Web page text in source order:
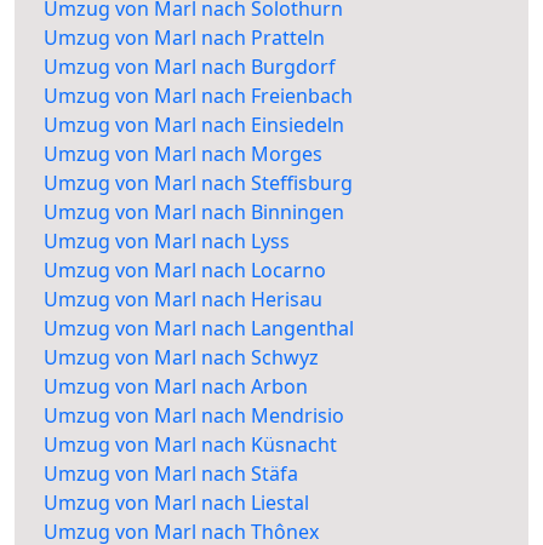
Umzug von Marl nach Solothurn
Umzug von Marl nach Pratteln
Umzug von Marl nach Burgdorf
Umzug von Marl nach Freienbach
Umzug von Marl nach Einsiedeln
Umzug von Marl nach Morges
Umzug von Marl nach Steffisburg
Umzug von Marl nach Binningen
Umzug von Marl nach Lyss
Umzug von Marl nach Locarno
Umzug von Marl nach Herisau
Umzug von Marl nach Langenthal
Umzug von Marl nach Schwyz
Umzug von Marl nach Arbon
Umzug von Marl nach Mendrisio
Umzug von Marl nach Küsnacht
Umzug von Marl nach Stäfa
Umzug von Marl nach Liestal
Umzug von Marl nach Thônex